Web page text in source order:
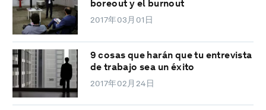
boreout y el burnout
2017年03月01日
9 cosas que harán que tu entrevista
de trabajo sea un éxito
2017年02月24日